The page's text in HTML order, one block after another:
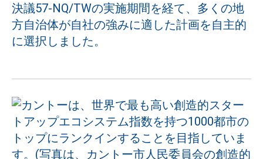
決議57-NQ/TWの実施期間を経て、多くの地
方自治体が自社の強みに適した計画を自主的
に選択しました。